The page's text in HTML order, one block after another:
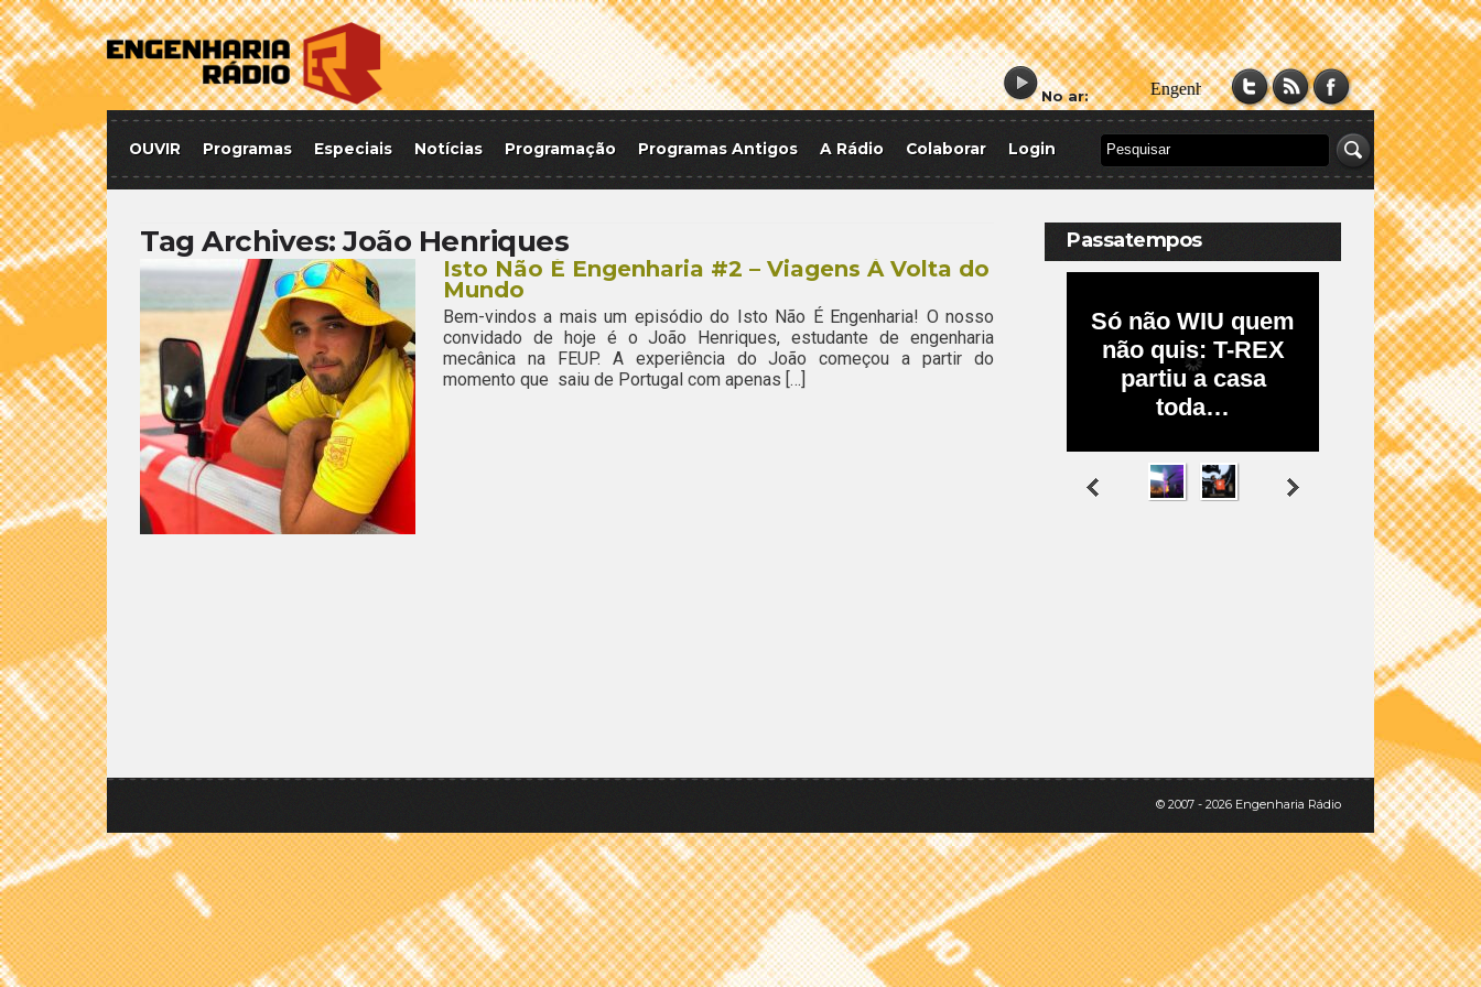
No ar:
OUVIR Programas Especiais Notícias Programação Programas Antigos A Rádio Colaborar Login
Tag Archives:João Henriques
Isto Não É Engenharia #2 – Viagens À Volta do
Mundo
Bem-vindos a mais um episódio do Isto Não É Engenharia! O nosso
convidado de hoje é o João Henriques, estudante de engenharia
mecânica na FEUP. A experiência do João começou a partir do
momento que saiu de Portugal com apenas […]
Passatempos
© 2007 - 2026 Engenharia Rádio